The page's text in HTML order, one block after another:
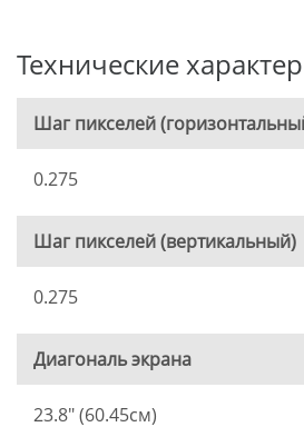
Технические
Шаг пикселей
0.275
Шаг пикселей (вертикальный)
0.275
Диагональ экрана
23.8" (60.45см)